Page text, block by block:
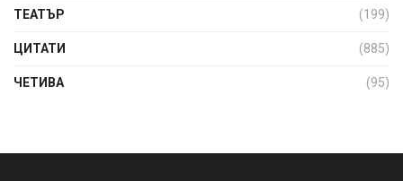
ТЕАТЪР (199)
ЦИТАТИ (885)
ЧЕТИВА (95)